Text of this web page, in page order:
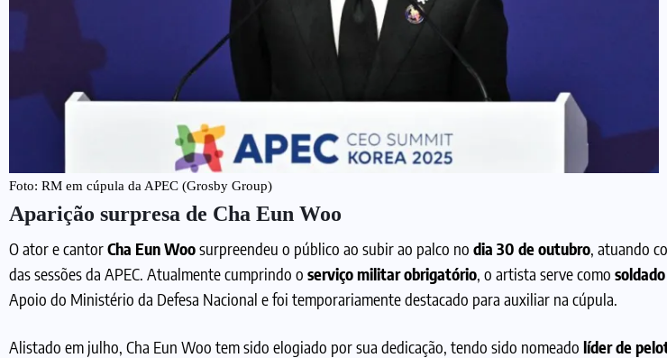
Foto: RM em cúpula da APEC (Grosby Group)
Aparição surpresa de Cha Eun Woo
O ator e cantorCha Eun Woosurpreendeu o público ao subir ao palco no dia 30 de outubro, atuando
das sessões da APEC. Atualmente cumprindo o serviço militar obrigatório, o artista serve como
Apoio do Ministério da Defesa Nacional e foi temporariamente destacado para auxiliar na cúpula.
Alistado em julho, Cha Eun Woo tem sido elogiado por sua dedicação, tendo sido nomeado líder de